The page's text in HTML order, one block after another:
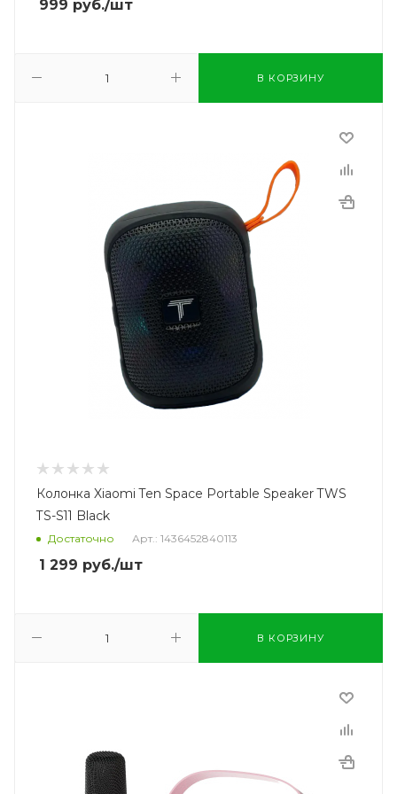
999 руб./шт
В КОРЗИНУ
Колонка Xiaomi Ten Space Portable Speaker TWS
TS-S11 Black
Достаточно Арт.: 1436452840113
1 299 руб./шт
В КОРЗИНУ